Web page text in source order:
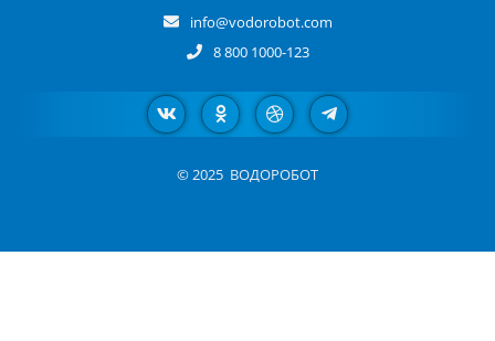
info@vodorobot.com
8 800 1000-123
© 2025 ВОДОРОБОТ